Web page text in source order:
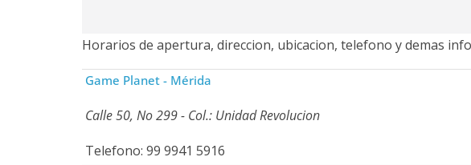
Horarios de apertura, direccion, ubicacion, telefono y demas
Game Planet - Mérida
Calle 50, No 299 - Col.: Unidad Revolucion
Telefono: 99 9941 5916